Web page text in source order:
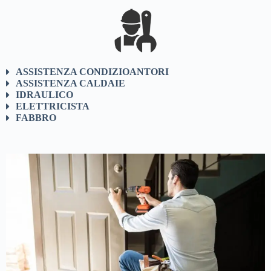
ASSISTENZA CONDIZIOANTORI
ASSISTENZA CALDAIE
IDRAULICO
ELETTRICISTA
FABBRO